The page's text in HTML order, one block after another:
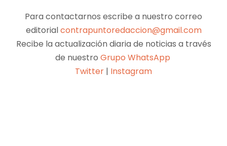
Para contactarnos escribe a nuestro correo
editorialcontrapuntoredaccion@gmail.com
Recibe la actualización diaria de noticias a través
de nuestro Grupo WhatsApp
Twitter | Instagram